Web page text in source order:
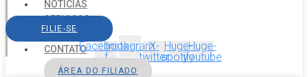
NOTÍCIAS
SERVIÇOS
AGENDA
CONTATO
FILIE-SE
Facebook-
f
InstagramX-
twitter
Huge-
spotify
Huge-
youtube
ÁREA DO FILIADO